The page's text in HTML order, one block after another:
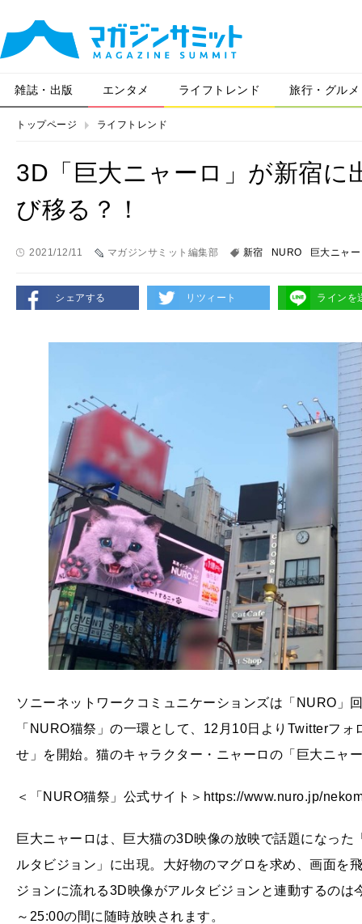
雑誌・出版 エンタメ ライフトレンド 旅行・グルメ
トップページ ライフトレンド
3D「巨大ニャーロ」が新宿に
び移る？！
2021/12/11 マガジンサミット編集部 新宿 NURO 巨大ニャ
シェアする リツィート ラインを
ソニーネットワークコミュニケーションズは「NURO」
「NURO猫祭」の一環として、12月10日よりTwitterフ
せ」を開始。猫のキャラクター・ニャーロの「巨大ニャ
＜「NURO猫祭」公式サイト＞https://www.nuro.jp/
巨大ニャーロは、巨大猫の3D映像の放映で話題になっ
ルタビジョン」に出現。大好物のマグロを求め、画面を
ジョンに流れる3D映像がアルタビジョンと連動するの
～25:00の間に随時放映されます。